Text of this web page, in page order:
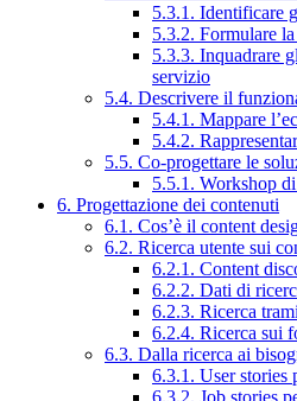
5.3.1. Identificare
5.3.2. Formulare
5.3.3. Inquadrare
servizio
5.4. Descrivere il
5.4.1. Mappare
5.4.2.
5.5. Co-progettare le
5.5.1. Workshop
6. Progettazione dei contenuti
6.1. Cos’è il content
6.2. Ricerca utente sui
6.2.1. Content
6.2.2. Dati di
6.2.3. Ricerca
6.2.4. Ricerca sui
6.3. Dalla ricerca ai
6.3.1. User stories
6.3.2. Job stories